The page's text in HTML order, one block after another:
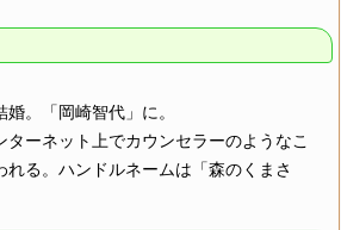
。「岡崎智代」に。
ターネット上でカウンセラーのようなこ
れる。ハンドルネームは「森のくまさ